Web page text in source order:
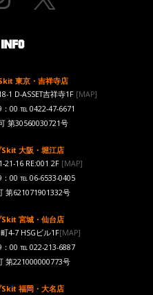
東京・吉祥寺店
1 D-ASSET吉祥寺1F [MAP]
00 ℡ 0422-47-6671
第30560030721号
大阪・堀江店
21-16 RE:001 2F[MAP]
：00 ℡ 06-6533-0405
第621071901332号
宮城・仙台店
4-7 HSGビル1F[MAP]
：00 ℡ 022-213-6887
第221000000773号
福岡・大名店